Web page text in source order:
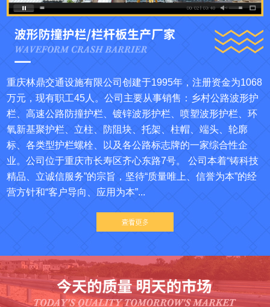
重庆林鼎交通设施有限公司创建于1995年，注册资金为1068
万元，现有职工45人。公司主要从事销售：乡村公路波形护
栏、高速公路防撞护栏、镀锌波形护栏、喷塑波形护栏、环
氧新基聚护栏、立柱、防阻块、托架、柱帽、端头、轮廓
标、各类型护栏螺栓、以及各公路标志牌的一家综合性企
业。公司位于重庆市长寿区齐心东路7号。 公司本着“铸科技
精品、立诚信服务”的宗旨，坚待“质量唯上、信誉为本”的经
营方针和“客户导向、应用为本”...